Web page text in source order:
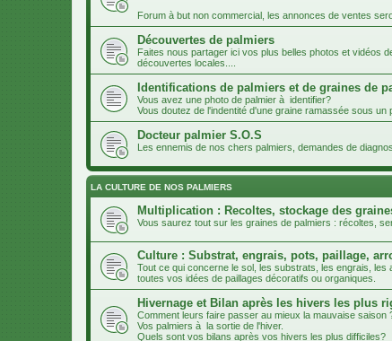
Forum à but non commercial, les annonces de ventes
Découvertes de palmiers
Faites nous partager ici vos plus belles photos et vidéos
découvertes locales....
Identifications de palmiers et de graines de
Vous avez une photo de palmier à identifier?
Vous doutez de l'indentité d'une graine ramassée sous un
Docteur palmier S.O.S
Les ennemis de nos chers palmiers, demandes de
LA CULTURE DE NOS PALMIERS
Multiplication : Recoltes, stockage des
Vous saurez tout sur les graines de palmiers : récoltes,
Culture : Substrat, engrais, pots, paillage,
Tout ce qui concerne le sol, les substrats, les engrais, les
toutes vos idées de paillages décoratifs ou organiques.
Hivernage et Bilan après les hivers les plus
Comment leurs faire passer au mieux la mauvaise saison
Vos palmiers à la sortie de l'hiver.
Quels sont vos bilans après vos hivers les plus difficiles?